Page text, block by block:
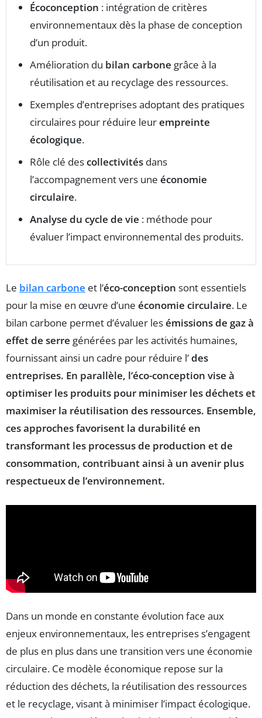
Écoconception : intégration de critères
environnementaux dès la phase de conception
d’un produit.
Amélioration du bilan carbone grâce à la
réutilisation et au recyclage des ressources.
Exemples d’entreprises adoptant des pratiques
circulaires pour réduire leurempreinte
écologique.
Rôle clé descollectivités dans
l’accompagnement vers une économie
circulaire.
Analyse du cycle de vie : méthode pour
évaluer l’impact environnemental des produits.
Le bilan carbone et l’éco-conception sont essentiels
pour la mise en œuvre d’une économie circulaire. Le
bilan carbone permet d’évaluer lesémissions de gaz à
effet de serre générées par les activités humaines,
fournissant ainsi un cadre pour réduire l’des
entreprises. En parallèle, l’éco-conception vise à
optimiser les produits pour minimiser les déchets et
maximiser la réutilisation des ressources. Ensemble,
ces approches favorisent la durabilité en
transformant les processus de production et de
consommation, contribuant ainsi à un avenir plus
respectueux de l’environnement.
Dans un monde en constante évolution face aux
enjeux environnementaux, les entreprises s’engagent
de plus en plus dans une transition vers une économie
circulaire. Ce modèle économique repose sur la
réduction des déchets, la réutilisation des ressources
et le recyclage, visant à minimiser l’impact écologique.